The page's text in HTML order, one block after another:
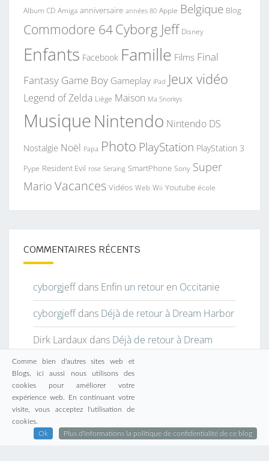
Album CD Amiga anniversaire années 80 Apple Belgique Blog
Commodore 64Cyborg Jeff Disney
Enfants Facebook Famille Films Final
Fantasy Game Boy Gameplay iPad Jeux vidéo
Legend of Zelda Liège Maison Ma Snorkys
MusiqueNintendo Nintendo DS
Nostalgie Noël Papa Photo PlayStation PlayStation 3
Pype Resident Evil rose Seraing SmartPhone Sony Super
Mario Vacances Vidéos Web Wii Youtube école
COMMENTAIRES RÉCENTS
cyborgjeffdans Enfin un retour en Occitanie
cyborgjeffdans Déjà de retour à Dream Harbor
Dirk Lardaux dans Déjà de retour à Dream
Harbor
Agnès-Lou Baptiste
dans
Occitanie
cjdansMuraille de Chine
Comme bien d'autres sites web et
Blogs, ici aussi nous utilisons des
cookies pour améliorer votre
expérience web. En continuant votre
visite, vous acceptez l'utilisation de
cookies.
Ok
Plus d'informations la politique de confidentialité de ce blog